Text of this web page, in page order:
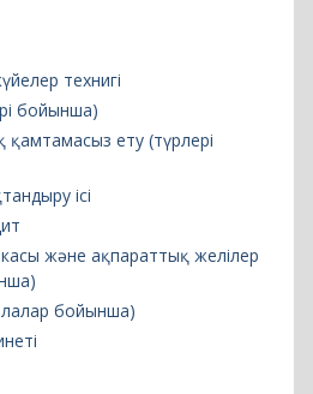
қамтамасыз ету (түрлері
ісі
және ақпараттық желілер
бойынша)
бойынша)